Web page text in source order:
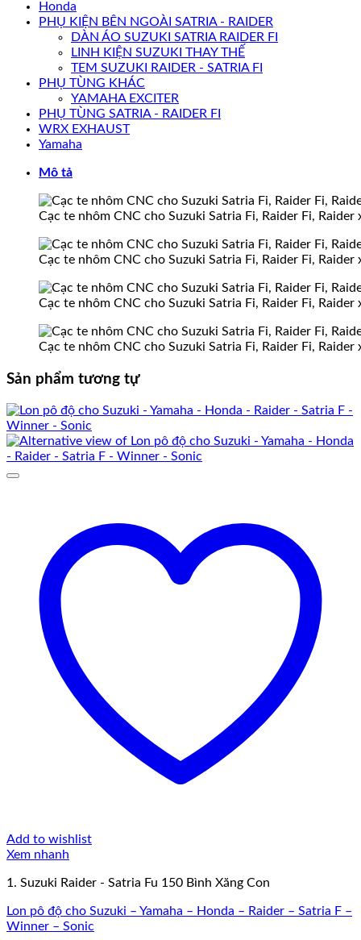
Honda
PHỤ KIỆN BÊN NGOÀI SATRIA - RAIDER
DÀN ÁO SUZUKI SATRIA RAIDER FI
LINH KIỆN SUZUKI THAY THẾ
TEM SUZUKI RAIDER - SATRIA FI
PHỤ TÙNG KHÁC
YAMAHA EXCITER
PHỤ TÙNG SATRIA - RAIDER FI
WRX EXHAUST
Yamaha
Mô tả
Cạc te nhôm CNC cho Suzuki Satria Fi, Raider Fi, Raider
Cạc te nhôm CNC cho Suzuki Satria Fi, Raider Fi, Raider
Cạc te nhôm CNC cho Suzuki Satria Fi, Raider Fi, Raider
Cạc te nhôm CNC cho Suzuki Satria Fi, Raider Fi, Raider
Sản phẩm tương tự
Add to wishlist
Xem nhanh
1. Suzuki Raider - Satria Fu 150 Bình Xăng Con
Lon pô độ cho Suzuki – Yamaha – Honda – Raider – Satria F –
Winner – Sonic